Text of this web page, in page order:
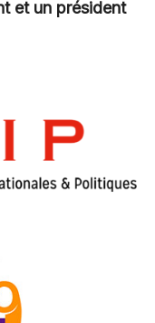
et un président